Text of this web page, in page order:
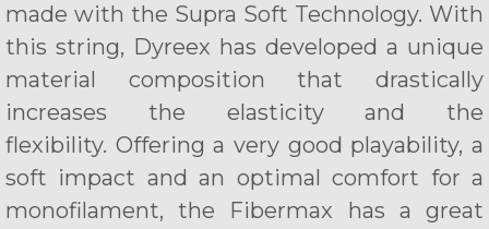
made with the Supra Soft Technology. With
this string, Dyreex has developed a unique
material composition that drastically
increases the elasticity and the
flexibility. Offering a very good playability, a
soft impact and an optimal comfort for a
monofilament, the Fibermax has a great